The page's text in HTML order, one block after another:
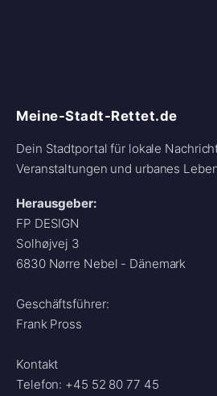
Meine-Stadt-Rettet.de
Dein Stadtportal für lokale
Veranstaltungen und urbanes
Herausgeber:
FP DESIGN
Solhøjvej 3
6830 Nørre Nebel - Dänemark
Geschäftsführer:
Frank Pross
Kontakt
Telefon: +45 52 80 77 45